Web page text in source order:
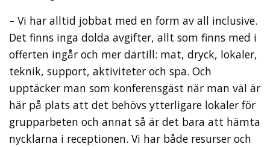
– Vi har alltid jobbat med en form av all inclusive.
Det finns inga dolda avgifter, allt som finns med i
offerten ingår och mer därtill: mat, dryck, lokaler,
teknik, support, aktiviteter och spa. Och
upptäcker man som konferensgäst när man väl är
här på plats att det behövs ytterligare lokaler för
grupparbeten och annat så är det bara att hämta
nycklarna i receptionen. Vi har både resurser och